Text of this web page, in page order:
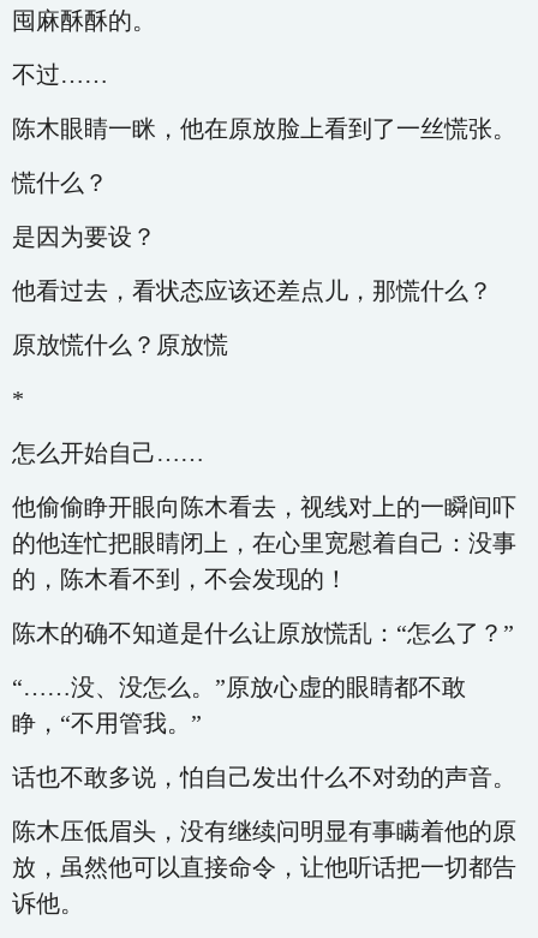
囤麻酥酥的。
不过……
陈木眼睛一眯，他在原放脸上看到了一丝慌张。
慌什么？
是因为要设？
他看过去，看状态应该还差点儿，那慌什么？
原放慌什么？原放慌
*
怎么开始自己……
他偷偷睁开眼向陈木看去，视线对上的一瞬间吓
的他连忙把眼睛闭上，在心里宽慰着自己：没事
的，陈木看不到，不会发现的！
陈木的确不知道是什么让原放慌乱：“怎么了？”
“……没、没怎么。”原放心虚的眼睛都不敢
睁，“不用管我。”
话也不敢多说，怕自己发出什么不对劲的声音。
陈木压低眉头，没有继续问明显有事瞒着他的原
放，虽然他可以直接命令，让他听话把一切都告
诉他。